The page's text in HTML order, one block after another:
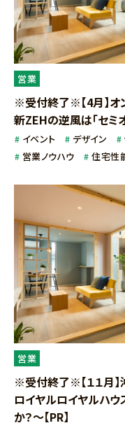
営業
※受付終了※【4月】オ
新ZEHの逆風は「セミ
イベント デザイン
営業ノウハウ
住宅性
営業
※受付終了※【１１月
ロイヤルロイヤルハ
か？～【PR】